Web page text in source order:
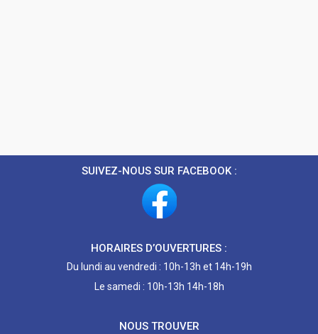
SUIVEZ-NOUS SUR FACEBOOK :
HORAIRES D’OUVERTURES :
Du lundi au vendredi : 10h-13h et 14h-19h
Le samedi : 10h-13h 14h-18h
NOUS TROUVER